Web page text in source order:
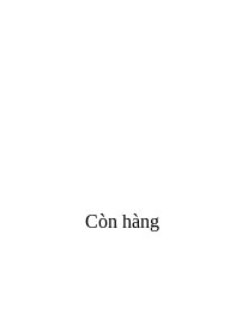
Còn hàng